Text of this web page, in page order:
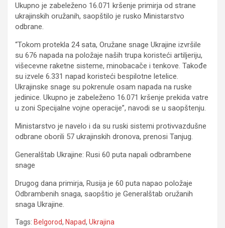
Ukupno je zabeleženo 16.071 kršenje primirja od strane
ukrajinskih oružanih, saopštilo je rusko Ministarstvo
odbrane.
“Tokom protekla 24 sata, Oružane snage Ukrajine izvršile
su 676 napada na položaje naših trupa koristeći artiljeriju,
višecevne raketne sisteme, minobacače i tenkove. Takođe
su izvele 6.331 napad koristeći bespilotne letelice.
Ukrajinske snage su pokrenule osam napada na ruske
jedinice. Ukupno je zabeleženo 16.071 kršenje prekida vatre
u zoni Specijalne vojne operacije”, navodi se u saopštenju.
Ministarstvo je navelo i da su ruski sistemi protivvazdušne
odbrane oborili 57 ukrajinskih dronova, prenosi Tanjug.
Generalštab Ukrajine: Rusi 60 puta napali odbrambene
snage
Drugog dana primirja, Rusija je 60 puta napao položaje
Odbrambenih snaga, saopštio je Generalštab oružanih
snaga Ukrajine.
Tags: Belgorod, Napad, Ukrajina